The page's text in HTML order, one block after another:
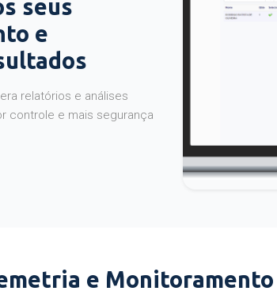
e
relatórios e análises
controle e mais segurança
e Monitoramento